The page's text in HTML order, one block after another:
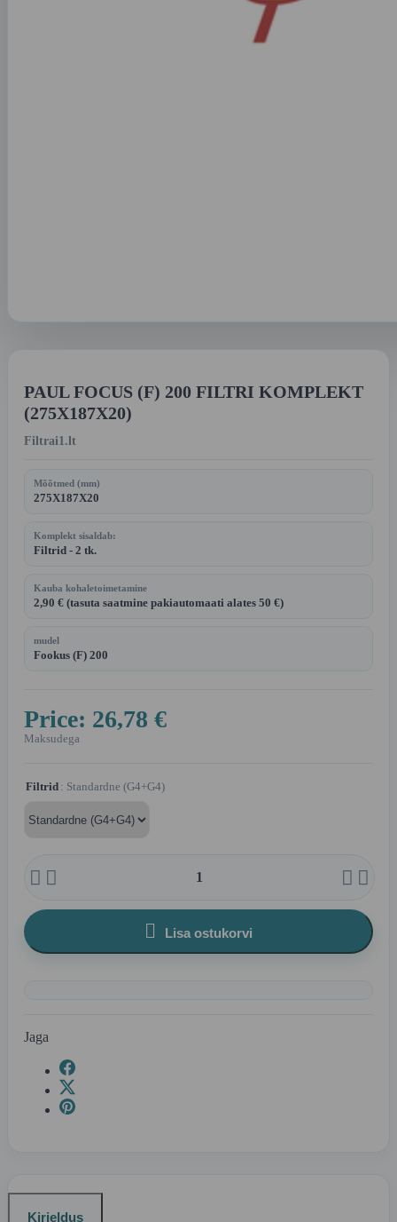
PAUL FOCUS (F) 200 FILTRI KOMPLEKT
(275X187X20)
Filtrai1.lt
Mõõtmed (mm)
275X187X20
Komplekt sisaldab:
Filtrid - 2 tk.
Kauba kohaletoimetamine
2,90 € (tasuta saatmine pakiautomaati alates 50 €)
mudel
Fookus (F) 200
Price: 26,78 €
Maksudega
Filtrid : Standardne (G4+G4)
   
 Lisa ostukorvi
Jaga
Kirjeldus